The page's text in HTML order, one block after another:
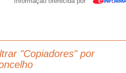
"Copiadores" por